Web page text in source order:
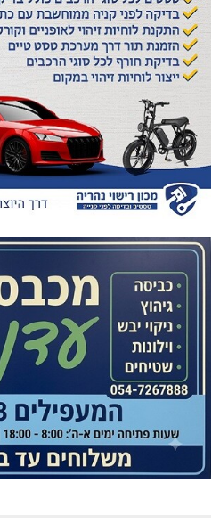
מנהל/ת משאבי אנוש ועוד.